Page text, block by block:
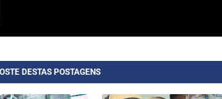
DESTAS POSTAGENS